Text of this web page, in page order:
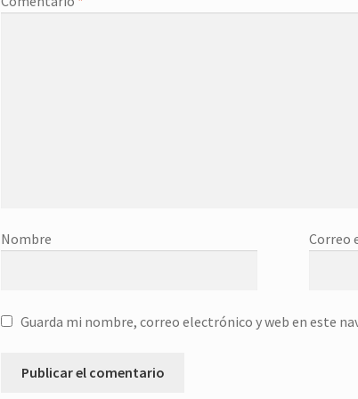
Nombre Correo
Guarda mi nombre, correo electrónico y web en este